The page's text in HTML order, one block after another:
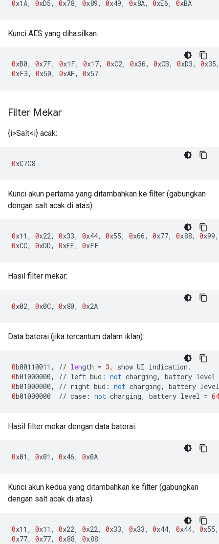
0x1A, 0xD5, 0x78, 0x89, 0x49, 0x8A, 0xE6, 0xBA
Kunci AES yang dihasilkan:
0xB0, 0x7F, 0x1F, 0x17, 0xC2, 0x36, 0xCB, 0xD3, 0x35
0xF3, 0x50, 0xAE, 0x57
Filter Mekar
{i>Salt<i} acak:
0xC7C8
Kunci akun pertama yang ditambahkan ke filter (gabungkan
dengan salt acak di atas):
0x11 , 0x22, 0x33, 0x44, 0x55, 0x66, 0x77, 0x88, 0x99,
0xCC, 0xDD, 0xEE, 0xFF
Hasil filter mekar:
0x02, 0x0C, 0x80, 0x2A
Data baterai (jika tercantum dalam iklan):
0b00110011 , // length = 3, show UI indication .
0b01000000, // left bud : not charging, battery level
0b01000000, // right bud : not charging, battery level
0b01000000 // case : not charging, battery level =
Hasil filter mekar dengan data baterai:
0x01 , 0x01 , 0x46, 0x0A
Kunci akun kedua yang ditambahkan ke filter (gabungkan
dengan salt acak di atas):
0x11 , 0x11 , 0x22, 0x22, 0x33, 0x33, 0x44, 0x44, 0x55,
0x77, 0x77, 0x88, 0x88